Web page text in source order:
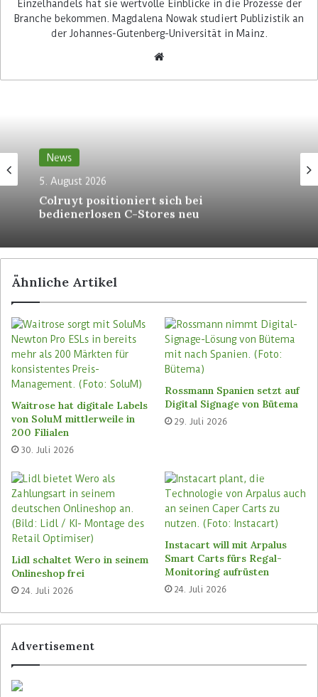
Preisetiketts in der Frischeabteilung.
Advertisement
Die Technologie ermöglicht es der Kaufmanns-
Familie Ruf, auch Kontrollen für
altersbeschränkte Waren an Self-Checkouts zu
automatisieren. Wird ein altersbeschränkter
seine Gesichtsmerkmale mittels einer auf dem
Terminal installierten Kamera und KI-
Algorithmen analysiert, um das Alter zu
ermitteln. Liegt dieses Alter über einem vorher
festgelegten Schwellenwert, kann die
Transaktion fortgesetzt werden. Mitarbeiter im
Store müssen lediglich die Kunden manuell
überprüfen, die diese Altersgrenze
unterschreiten oder die sich gegen die
automatische Alterserkennung entscheiden. Die
keine Kundeninformationen.
Personalloser Nachtbetrieb
Mit dem neuen, 920 Quadratmeter großen
Beckesepp Store ermöglicht das Einzelhandels-
Unternehmen einen personallosen Betrieb von 18
bis 22 Uhr. Möchten Kunden außerhalb des
Tagesbetriebs altersbeschränkte Artikel
Dieser berechtigt anschließend auch zum Kauf an
Einzelhandels hat sie wertvolle Einblicke in die Prozesse der
Branche bekommen. Magdalena Nowak studiert Publizistik an
der Johannes-Gutenberg-Universität in Mainz.
News
5. August 2026
Colruyt positioniert sich bei
bedienerlosen C-Stores neu
Ähnliche Artikel
Waitrose hat digitale Labels
von SoluM mittlerweile in
200 Filialen
30. Juli 2026
Rossmann Spanien setzt auf
Digital Signage von Bütema
29. Juli 2026
Lidl schaltet Wero in seinem
Onlineshop frei
24. Juli 2026
Instacart will mit Arpalus
Smart Carts fürs Regal-
Monitoring aufrüsten
24. Juli 2026
Advertisement